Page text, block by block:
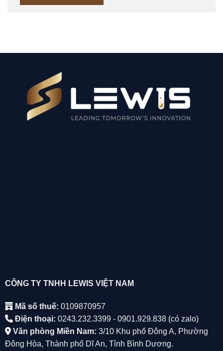
CÔNG TY TNHH LEWIS VIỆT NAM
Mã số thuế: 0109870957
Điện thoại: 0243.232.3399 - 0901.929.838 (có zalo)
Văn phòng Miền Nam: 3/10 Khu phố Đông A, Phường
Đông Hòa, Thành phố Dĩ An, Tỉnh Bình Dương.